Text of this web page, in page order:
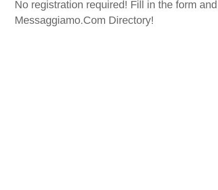
No registration required! Fill in the form
Messaggiamo.Com Directory!